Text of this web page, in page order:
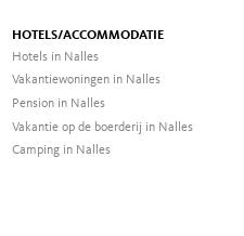
HOTELS/ACCOMMODATIE
Hotels in Nalles
Vakantiewoningen in Nalles
Pension in Nalles
Vakantie op de boerderij in Nalles
Camping in Nalles